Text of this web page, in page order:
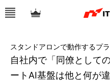
自社内で「同僚として
ートAI基盤は他と何が
スタンドアロンで動作するプ